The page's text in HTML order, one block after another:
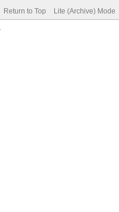
Return to Top Lite (Archive) Mode